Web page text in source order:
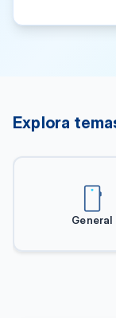
Explora
General